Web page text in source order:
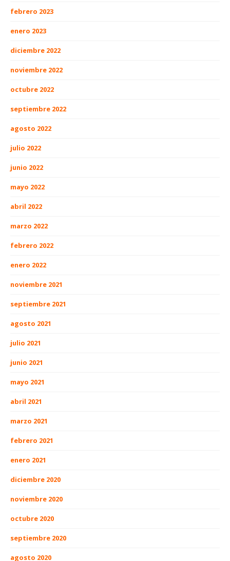
febrero 2023
enero 2023
diciembre 2022
noviembre 2022
octubre 2022
septiembre 2022
agosto 2022
julio 2022
junio 2022
mayo 2022
abril 2022
marzo 2022
febrero 2022
enero 2022
noviembre 2021
septiembre 2021
agosto 2021
julio 2021
junio 2021
mayo 2021
abril 2021
marzo 2021
febrero 2021
enero 2021
diciembre 2020
noviembre 2020
octubre 2020
septiembre 2020
agosto 2020